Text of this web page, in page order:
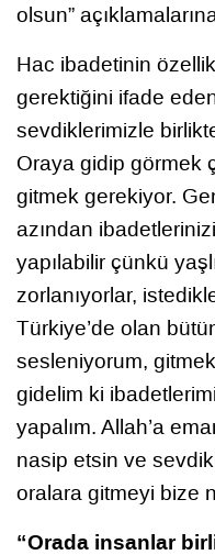
olsun”
Hac ibadetinin
gerektiğini ifade
sevdiklerimizle
Oraya gidip görmek
gitmek gerekiyor.
azından
yapılabilir çünkü
zorlanıyorlar,
Türkiye’de olan
sesleniyorum,
gidelim ki
yapalım. Allah’a
nasip etsin ve
oralara gitmeyi bize
“Orada insanlar